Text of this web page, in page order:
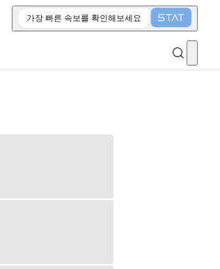
가장 빠른 속보를 확인해보세요